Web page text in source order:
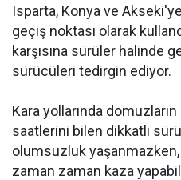
Isparta, Konya ve
geçiş noktası olarak
karşısına sürüler halinde
sürücüleri tedirgin ediyor.
Kara yollarında
saatlerini bilen dikkatli
olumsuzluk
zaman zaman kaza